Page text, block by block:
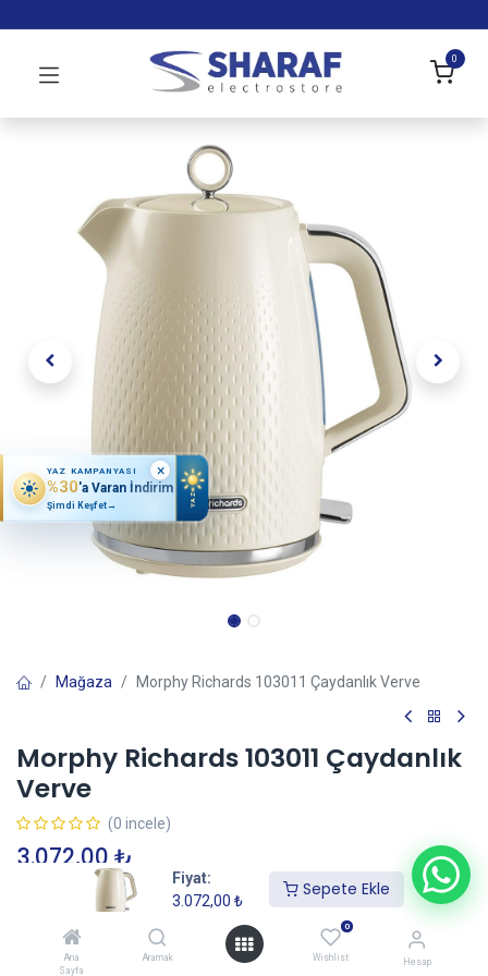
Fiyat:
3.072,00 ₺
Sepete Ekle
Ana
Sayfa
Aramak
0
Wishlist Hesap
0
Mağaza Morphy Richards 103011 Çaydanlık Verve
Morphy Richards 103011 Çaydanlık
Verve
(0 incele)
3.072,00 ₺
Sepete Ekle
YAZ KAMPANYASI
%30'a Varan İndirim
Şimdi Keşfet→ YAZ
×